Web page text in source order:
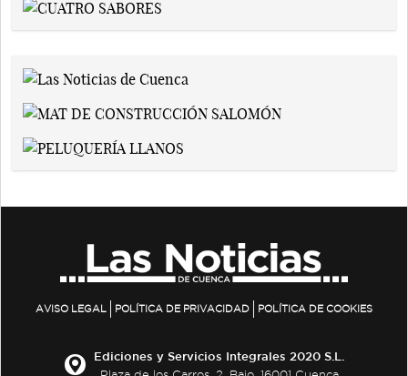
AVISO LEGAL POLÍTICA DE PRIVACIDAD POLÍTICA DE COOKIES
Ediciones y Servicios Integrales 2020 S.L.